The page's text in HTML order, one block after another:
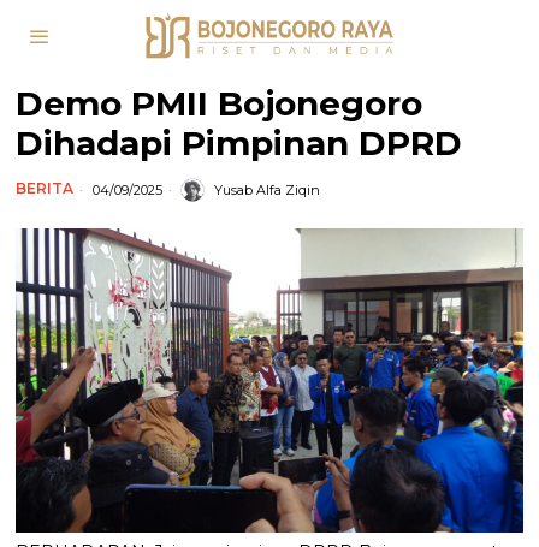
Demo PMII Bojonegoro
Dihadapi Pimpinan DPRD
BERITA 04/09/2025 Yusab Alfa Ziqin